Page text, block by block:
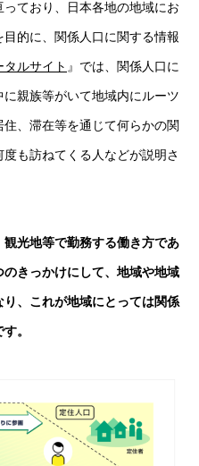
ており、日本各地の地域にお
的に、関係人口に関する情報
ルサイト 』では、関係人口に
親族等がいて地域内にルーツ
、滞在等を通じて何らかの関
も訪ねてくる人などが説明さ
光地等で勤務する働き方であ
きっかけにして、地域や地域
、これが地域にとっては関係
。